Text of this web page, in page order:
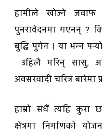
हामीले खोज्ने
पुनरावेदनमा गएनन् ?
बुद्धि पुगेन । या भन्न
उहिलै मरिन् सासु,
अवसरवादी चरित्र बारेमा
हाम्रो सधैँ त्यहि कुरा
क्षेत्रमा निर्माणको